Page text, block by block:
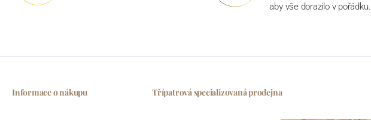
aby vše dorazilo v pořádku.
Informace o nákupu Třípatrová specializovaná prodejna